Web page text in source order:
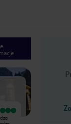
Next slide
1/22